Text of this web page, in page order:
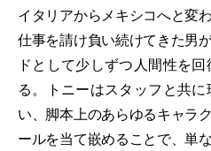
イタリアからメキシコへと変
仕事を請け負い続けてきた男
ドとして少しずつ人間性を
る。トニーはスタッフと共
い、脚本上のあらゆるキャラ
ールを当て嵌めることで、単